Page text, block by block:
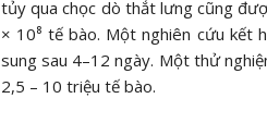
tủy qua chọc dò thắt lưng cũng
× 10⁸ tế bào. Một nghiên cứu kết
sung sau 4–12 ngày. Một thử
2,5 – 10 triệu tế bào.